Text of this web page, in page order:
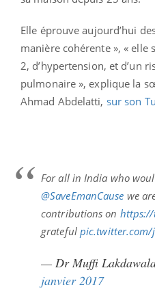
Elle éprouve aujourd’hui
manière cohérente », « elle
2, d’hypertension, et d’un
pulmonaire », explique la
Ahmad Abdelatti, sur son
For all in India who
@SaveEmanCause we
contributions on https://
grateful pic.twitter.com/
— Dr Muffi
janvier 2017